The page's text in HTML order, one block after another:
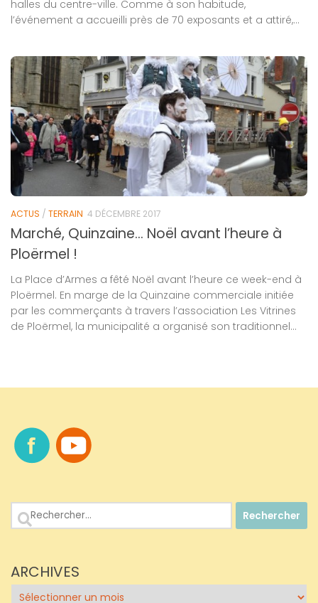
halles du centre-ville. Comme à son habitude,
l’événement a accueilli près de 70 exposants et a attiré,...
ACTUS / TERRAIN 4 DÉCEMBRE 2017
Marché, Quinzaine… Noël avant l’heure à
Ploërmel !
La Place d’Armes a fêté Noël avant l’heure ce week-end à
Ploërmel. En marge de la Quinzaine commerciale initiée
par les commerçants à travers l’association Les Vitrines
de Ploërmel, la municipalité a organisé son traditionnel...
Rechercher :
ARCHIVES
Archives